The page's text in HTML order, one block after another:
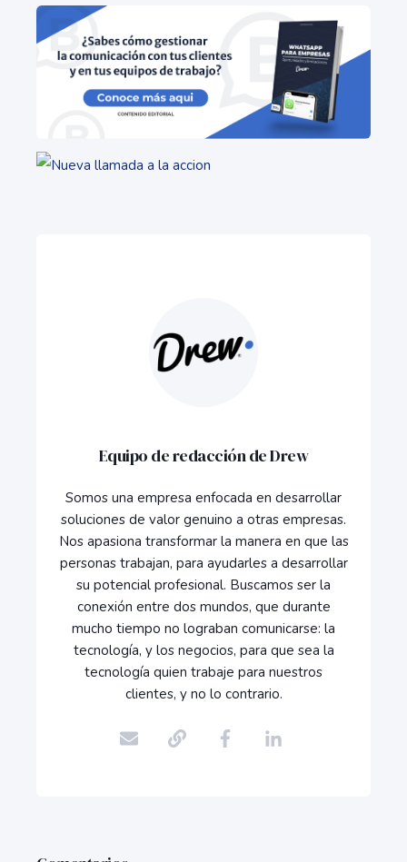
Equipo de redacción de Drew
Somos una empresa enfocada en desarrollar
soluciones de valor genuino a otras empresas.
Nos apasiona transformar la manera en que las
personas trabajan, para ayudarles a desarrollar
su potencial profesional. Buscamos ser la
conexión entre dos mundos, que durante
mucho tiempo no lograban comunicarse: la
tecnología, y los negocios, para que sea la
tecnología quien trabaje para nuestros
clientes, y no lo contrario.